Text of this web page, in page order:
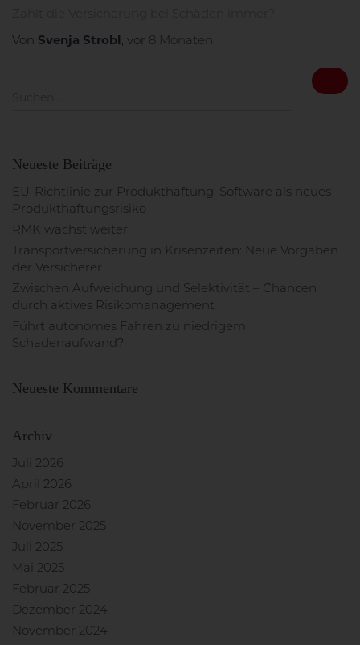
Von Svenja Strobl , vor 8 Monaten
e
n
a
c
h
Neueste Beiträge
EU-Richtlinie zur Produkthaftung: Software als neues
Produkthaftungsrisiko
RMK wächst weiter
Transportversicherung in Krisenzeiten: Neue Vorgaben
der Versicherer
Zwischen Aufweichung und Selektivität – Chancen
durch aktives Risikomanagement
Führt autonomes Fahren zu niedrigem
Schadenaufwand?
Neueste Kommentare
Archiv
Juli 2026
April 2026
Februar 2026
November 2025
Juli 2025
Mai 2025
Februar 2025
Dezember 2024
November 2024